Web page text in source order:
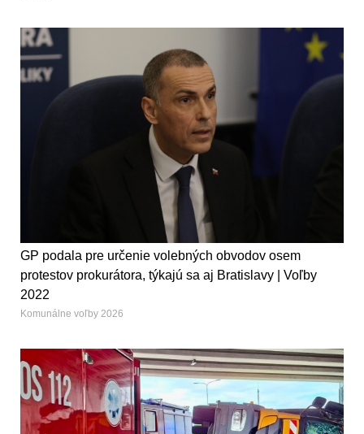
GP podala pre určenie volebných obvodov osem
protestov prokurátora, týkajú sa aj Bratislavy | Voľby
2022
Komunálne voľby 2026